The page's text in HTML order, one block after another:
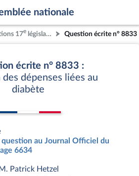
nationale
17e législature Question écrite n° 8833
écrite n° 8833 :
des dépenses liées au
diabète
au Journal Officiel du
6634
Patrick Hetzel